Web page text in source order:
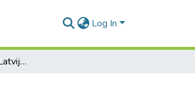
Log In
Pašvaldību sadarbība Latvijā: iespējas pašvaldību attīstībai